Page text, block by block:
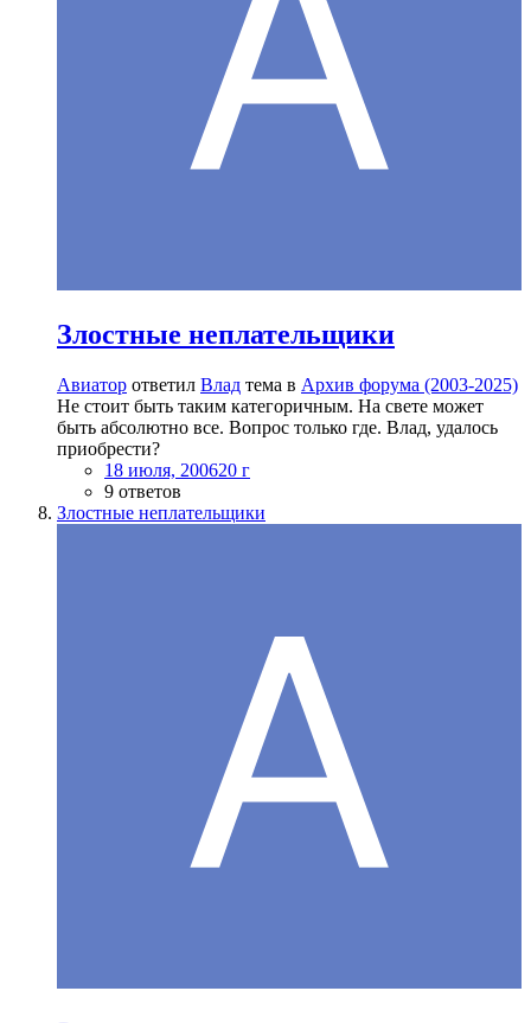
Злостные неплательщики
Авиатор ответил Влад тема в Архив форума (2003-2025)
Не стоит быть таким категоричным. На свете может
быть абсолютно все. Вопрос только где. Влад, удалось
приобрести?
18 июля, 200620 г
9 ответов
Злостные неплательщики